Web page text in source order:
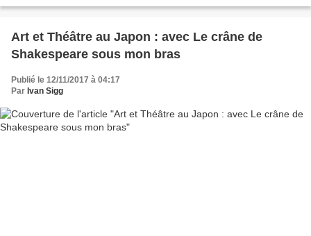
Art et Théâtre au Japon : avec Le crâne de
Shakespeare sous mon bras
Publié le 12/11/2017 à 04:17
Par Ivan Sigg